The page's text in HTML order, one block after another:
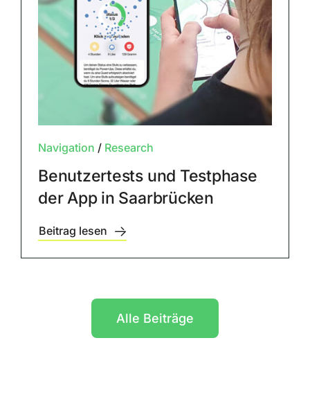
Navigation / Research
Benutzertests und Testphase
der App in Saarbrücken
Beitrag lesen
Alle Beiträge